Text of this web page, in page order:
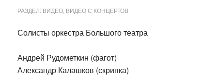
РАЗДЕЛ: ВИДЕО, ВИДЕО С КОНЦЕРТОВ
Солисты оркестра Большого театра
Андрей Рудометкин (фагот)
Александр Калашков (скрипка)